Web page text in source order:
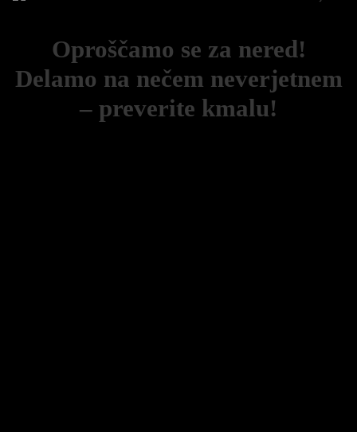
Oproščamo se za nered!
Delamo na nečem neverjetnem
– preverite kmalu!